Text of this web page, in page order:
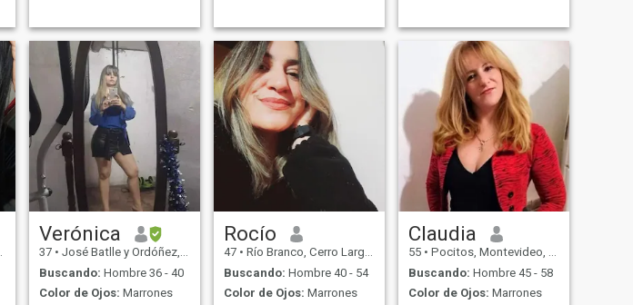
재미있고 긍정적인 소녀입니
다. Hello, I am a fun and
positive girl who still believes
in love despite life's
disappointments.
Verónica
37 • José Batlle y Ordóñez, Lavalleja, Uruguay
Buscando: Hombre 36 - 40
Color de Ojos: Marrones
Rocío
47 • Río Branco, Cerro Largo, Uruguay
Buscando: Hombre 40 - 54
Color de Ojos: Marrones
Claudia
55 • Pocitos, Montevideo, Uruguay
Buscando: Hombre 45 - 58
Color de Ojos: Marrones